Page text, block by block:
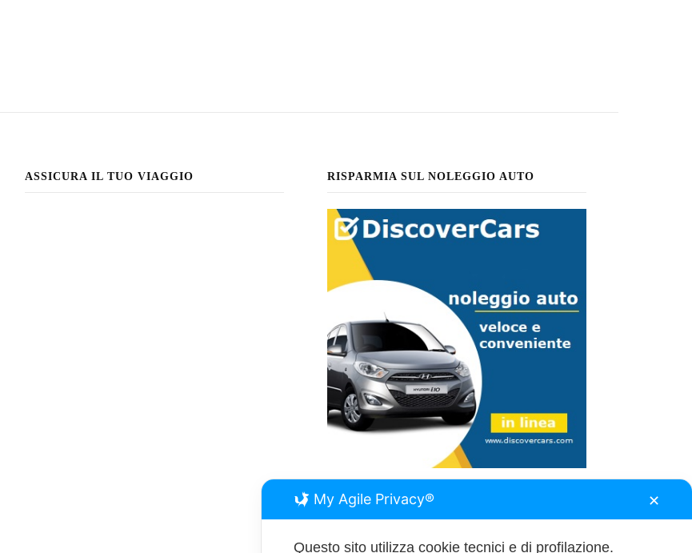
ASSICURA IL TUO VIAGGIO RISPARMIA SUL NOLEGGIO AUTO
My Agile Privacy® ✕
Questo sito utilizza cookie tecnici e di profilazione.